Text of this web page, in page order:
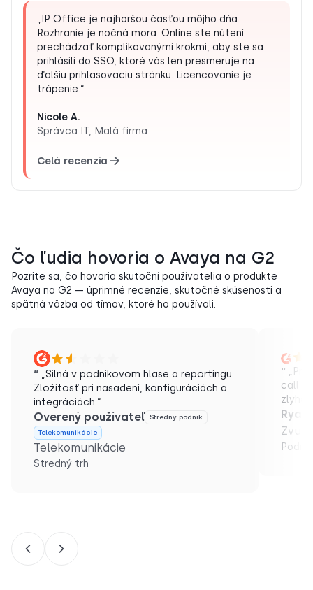
„IP Office je najhoršou časťou môjho dňa.
Rozhranie je nočná mora. Online ste nútení
prechádzať komplikovanými krokmi, aby ste sa
prihlásili do SSO, ktoré vás len presmeruje na
ďalšiu prihlasovaciu stránku. Licencovanie je
trápenie.“
Nicole A.
Správca IT, Malá firma
Celá recenzia
Čo ľudia hovoria o Avaya na G2
Pozrite sa, čo hovoria skutoční používatelia o produkte
Avaya na G2 — úprimné recenzie, skutočné skúsenosti a
spätná väzba od tímov, ktoré ho používali.
“ „Silná v podnikovom hlase a reportingu.
Zložitosť pri nasadení, konfiguráciách a
integráciách.“
Overený používateľ
Stredný podnik
Telekomunikácie
Telekomunikácie
Stredný trh
“
call
Ryan
Podnik